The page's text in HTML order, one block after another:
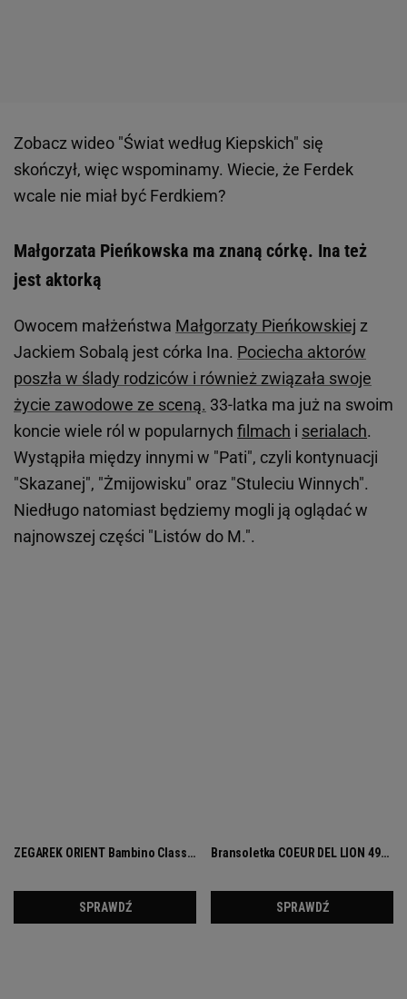
Zobacz wideo "Świat według Kiepskich" się
skończył, więc wspominamy. Wiecie, że Ferdek
wcale nie miał być Ferdkiem?
Małgorzata Pieńkowska ma znaną córkę. Ina też
jest aktorką
Owocem małżeństwa Małgorzaty Pieńkowskiej z
Jackiem Sobalą jest córka Ina. Pociecha aktorów
poszła w ślady rodziców i również związała swoje
życie zawodowe ze sceną. 33-latka ma już na swoim
koncie wiele ról w popularnych filmach i serialach.
Wystąpiła między innymi w "Pati", czyli kontynuacji
"Skazanej", "Żmijowisku" oraz "Stuleciu Winnych".
Niedługo natomiast będziemy mogli ją oglądać w
najnowszej części "Listów do M.".